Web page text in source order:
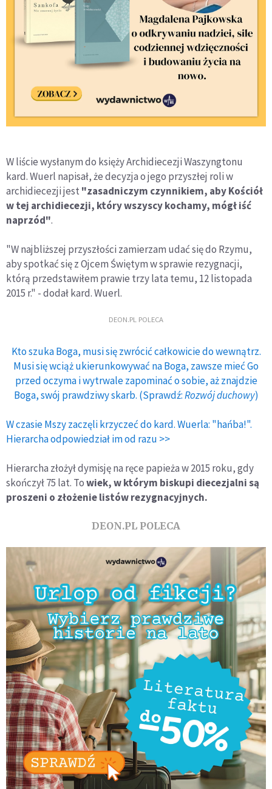
W liście wysłanym do księży Archidiecezji Waszyngtonu
kard. Wuerl napisał, że decyzja o jego przyszłej roli w
archidiecezji jest "zasadniczym czynnikiem, aby Kościół
w tej archidiecezji, który wszyscy kochamy, mógł iść
naprzód".
"W najbliższej przyszłości zamierzam udać się do Rzymu,
aby spotkać się z Ojcem Świętym w sprawie rezygnacji,
którą przedstawiłem prawie trzy lata temu, 12 listopada
2015 r." - dodał kard. Wuerl.
DEON.PL POLECA
Kto szuka Boga, musi się zwrócić całkowicie do wewnątrz.
Musi się wciąż ukierunkowywać na Boga, zawsze mieć Go
przed oczyma i wytrwale zapominać o sobie, aż znajdzie
Boga, swój prawdziwy skarb. (Sprawdź:Rozwój duchowy)
W czasie Mszy zaczęli krzyczeć do kard. Wuerla: "hańba!".
Hierarcha odpowiedział im od razu >>
Hierarcha złożył dymisję na ręce papieża w 2015 roku, gdy
skończył 75 lat. Towiek, w którym biskupi diecezjalni są
proszeni o złożenie listów rezygnacyjnych.
DEON.PL POLECA